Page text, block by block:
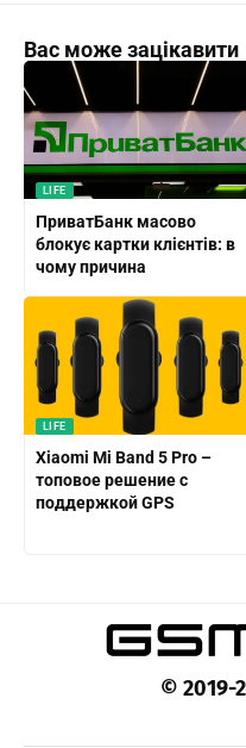
Вас може зацікавити
LIFE
ПриватБанк масово
блокує картки клієнтів: в
чому причина
LIFE
Xiaomi Mi Band 5 Pro –
топовое решение с
поддержкой GPS
© 2019-